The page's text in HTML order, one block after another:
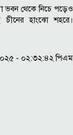
ভবন থেকে নিচে পড়েও
চীনের হাংঝো শহরে।
- ০২:৩২:৪২ পিএম